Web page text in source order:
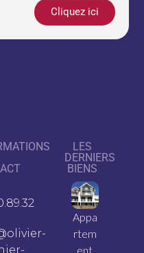
Cliquez ici
LES
DERNIERS
BIENS
Appa
rtem
ent